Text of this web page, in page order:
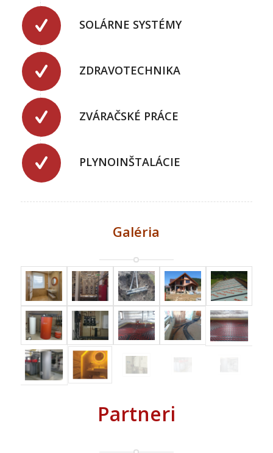
SOLÁRNE SYSTÉMY
ZDRAVOTECHNIKA
ZVÁRAČSKÉ PRÁCE
PLYNOINŠTALÁCIE
Galéria
Partneri